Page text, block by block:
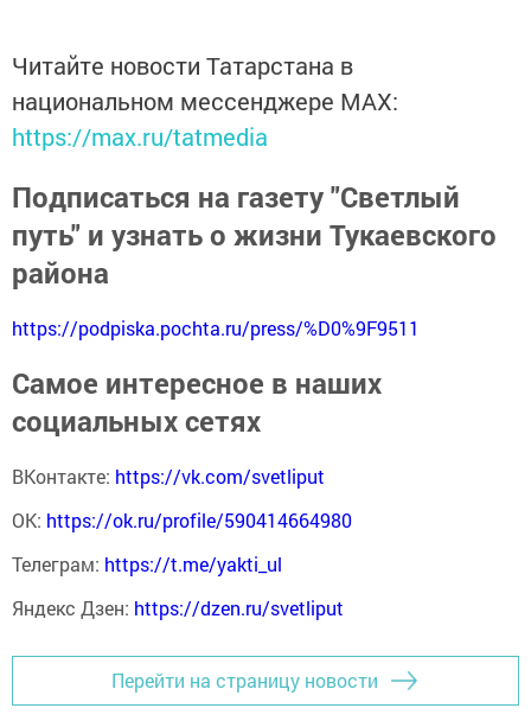
Читайте новости Татарстана в
национальном мессенджере MАХ:
https://max.ru/tatmedia
Подписаться на газету "Светлый
путь" и узнать о жизни Тукаевского
района
https://podpiska.pochta.ru/press/%D0%9F9511
Самое интересное в наших
социальных сетях
ВКонтакте: https://vk.com/svetliput
ОК: https://ok.ru/profile/590414664980
Телеграм: https://t.me/yakti_ul
Яндекс Дзен: https://dzen.ru/svetliput
Перейти на страницу новости